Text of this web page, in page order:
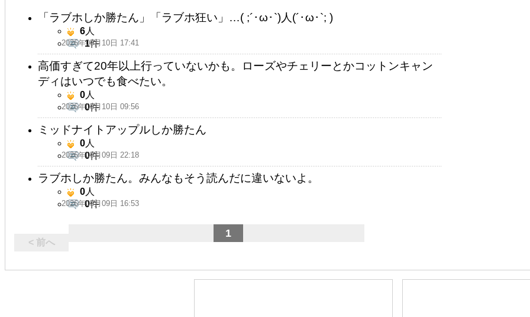
「ラブホしか勝たん」「ラブホ狂い」…( ;´･ω･`)人(´･ω･`; )
2026年05月10日 17:41
6人
1件
高価すぎて20年以上行っていないかも。ローズやチェリーとかコットンキャン
ディはいつでも食べたい。
2026年05月10日 09:56
0人
0件
ミッドナイトアップルしか勝たん
2026年05月09日 22:18
0人
0件
ラブホしか勝たん。みんなもそう読んだに違いないよ。
2026年05月09日 16:53
0人
0件
< 前へ
1